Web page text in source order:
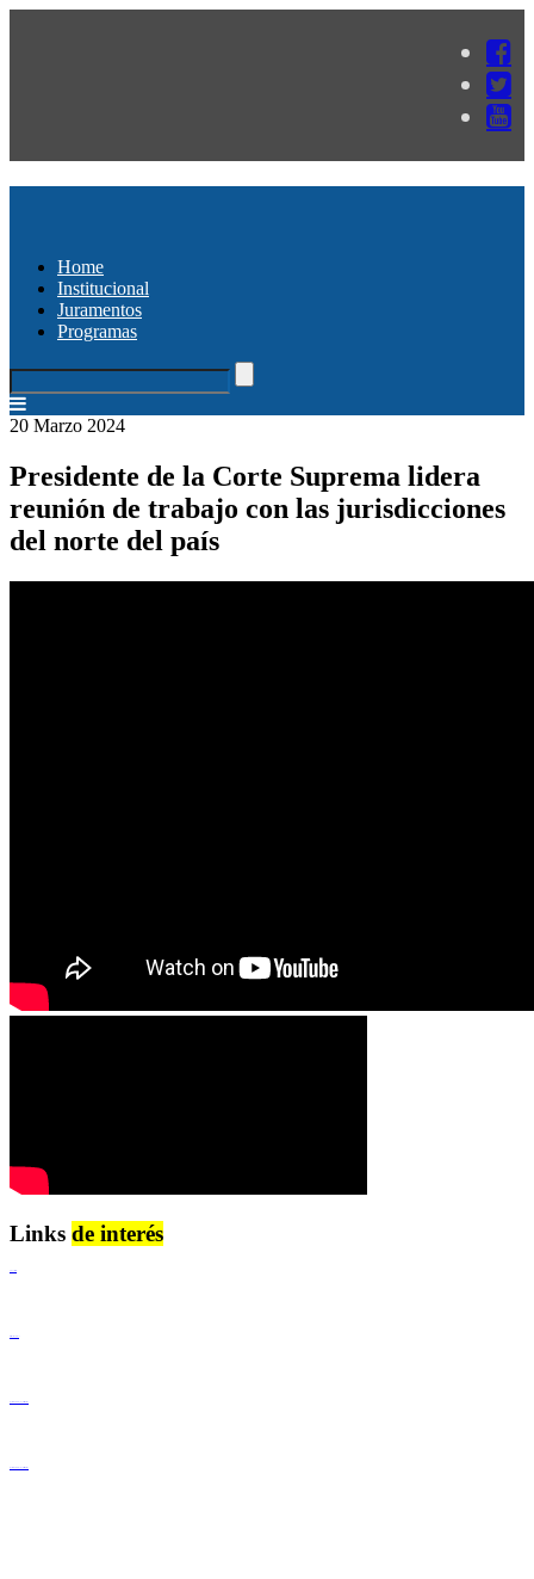
Home
Institucional
Juramentos
Programas
20 Marzo 2024
Presidente de la Corte Suprema lidera
reunión de trabajo con las jurisdicciones
del norte del país
Links de interés